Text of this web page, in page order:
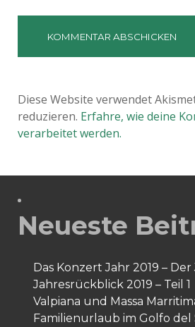
Diese Website verwendet
reduzieren. Erfahre, wie deine
verarbeitet werden.
Neueste
Das Konzert Jahr 2019 –
Jahresrückblick 2019 – Teil 1
Valpiana und Massa
Familienurlaub im Golfo del